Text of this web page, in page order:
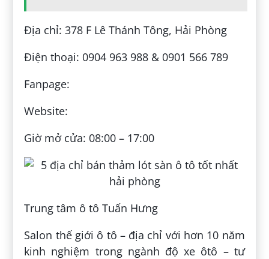
Địa chỉ: 378 F Lê Thánh Tông, Hải Phòng
Điện thoại: 0904 963 988 & 0901 566 789
Fanpage:
Website:
Giờ mở cửa: 08:00 – 17:00
Trung tâm ô tô Tuấn Hưng
Salon thế giới ô tô – địa chỉ với hơn 10 năm
kinh nghiệm trong ngành độ xe ôtô – tư